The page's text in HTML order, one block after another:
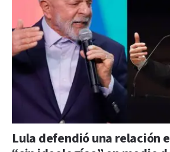
Lula defendió una relación